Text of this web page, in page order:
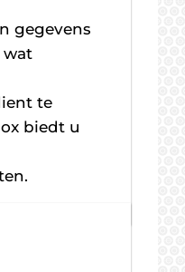
gegevens
wat
te
biedt u